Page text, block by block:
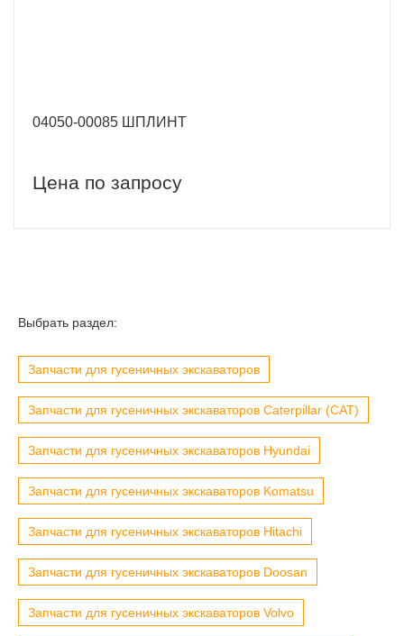
04050-00085 ШПЛИНТ
Цена по запросу
Выбрать раздел:
Запчасти для гусеничных экскаваторов
Запчасти для гусеничных экскаваторов Caterpillar (CAT)
Запчасти для гусеничных экскаваторов Hyundai
Запчасти для гусеничных экскаваторов Komatsu
Запчасти для гусеничных экскаваторов Hitachi
Запчасти для гусеничных экскаваторов Doosan
Запчасти для гусеничных экскаваторов Volvo